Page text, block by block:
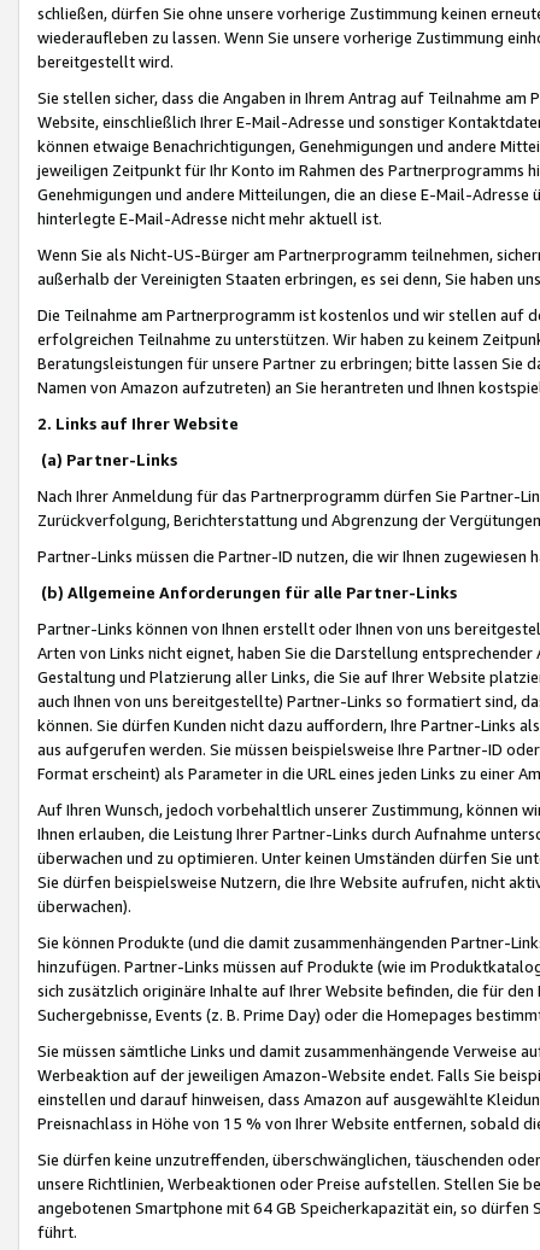
schließen, dürfen Sie ohne unsere vorherige Zustimmung keinen
wiederaufleben zu lassen. Wenn Sie unsere vorherige Zustimmung
bereitgestellt wird.
Sie stellen sicher, dass die Angaben in Ihrem Antrag auf Teilnahme
Website, einschließlich Ihrer E-Mail-Adresse und sonstiger
können etwaige Benachrichtigungen, Genehmigungen und andere
jeweiligen Zeitpunkt für Ihr Konto im Rahmen des Partnerprogramms
Genehmigungen und andere Mitteilungen, die an diese E-Mail-
hinterlegte E-Mail-Adresse nicht mehr aktuell ist.
Wenn Sie als Nicht-US-Bürger am Partnerprogramm teilnehmen,
außerhalb der Vereinigten Staaten erbringen, es sei denn, Sie haben
Die Teilnahme am Partnerprogramm ist kostenlos und wir stellen auf
erfolgreichen Teilnahme zu unterstützen. Wir haben zu keinem
Beratungsleistungen für unsere Partner zu erbringen; bitte lassen Sie
Namen von Amazon aufzutreten) an Sie herantreten und Ihnen
2. Links auf Ihrer Website
(a) Partner-Links
Nach Ihrer Anmeldung für das Partnerprogramm dürfen Sie Partner-
Zurückverfolgung, Berichterstattung und Abgrenzung der
Partner-Links müssen die Partner-ID nutzen, die wir Ihnen zugewiesen
(b) Allgemeine Anforderungen für alle Partner-Links
Partner-Links können von Ihnen erstellt oder Ihnen von uns
Arten von Links nicht eignet, haben Sie die Darstellung
Gestaltung und Platzierung aller Links, die Sie auf Ihrer Website
auch Ihnen von uns bereitgestellte) Partner-Links so formatiert sind,
können. Sie dürfen Kunden nicht dazu auffordern, Ihre Partner-Links
aus aufgerufen werden. Sie müssen beispielsweise Ihre Partner-ID
Format erscheint) als Parameter in die URL eines jeden Links zu einer
Auf Ihren Wunsch, jedoch vorbehaltlich unserer Zustimmung, können
Ihnen erlauben, die Leistung Ihrer Partner-Links durch Aufnahme
überwachen und zu optimieren. Unter keinen Umständen dürfen Sie
Sie dürfen beispielsweise Nutzern, die Ihre Website aufrufen, nicht
überwachen).
Sie können Produkte (und die damit zusammenhängenden Partner-
hinzufügen. Partner-Links müssen auf Produkte (wie im
sich zusätzlich originäre Inhalte auf Ihrer Website befinden, die für
Suchergebnisse, Events (z. B. Prime Day) oder die Homepages
Sie müssen sämtliche Links und damit zusammenhängende
Werbeaktion auf der jeweiligen Amazon-Website endet. Falls Sie
einstellen und darauf hinweisen, dass Amazon auf ausgewählte
Preisnachlass in Höhe von 15 % von Ihrer Website entfernen, sobald
Sie dürfen keine unzutreffenden, überschwänglichen, täuschenden
unsere Richtlinien, Werbeaktionen oder Preise aufstellen. Stellen Sie
angebotenen Smartphone mit 64 GB Speicherkapazität ein, so dürfen
führt.